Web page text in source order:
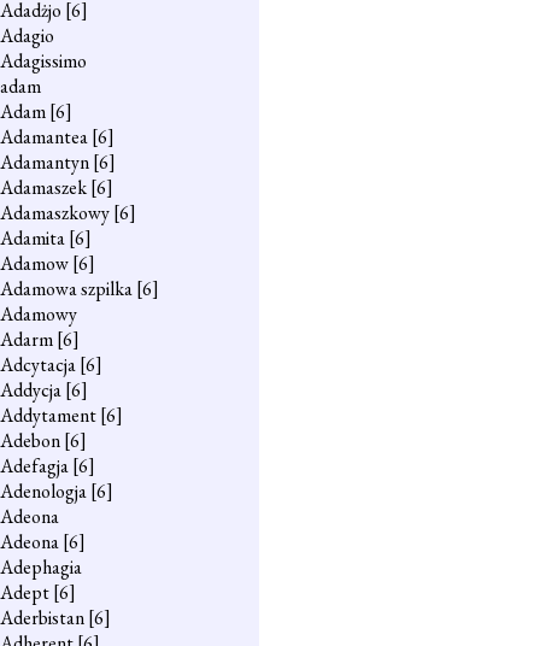
Adadżjo [6]
Adagio
Adagissimo
adam
Adam[6]
Adamantea[6]
Adamantyn[6]
Adamaszek[6]
Adamaszkowy[6]
Adamita[6]
Adamow[6]
Adamowa szpilka[6]
Adamowy
Adarm[6]
Adcytacja[6]
Addycja[6]
Addytament[6]
Adebon[6]
Adefagja[6]
Adenologja[6]
Adeona
Adeona[6]
Adephagia
Adept[6]
Aderbistan[6]